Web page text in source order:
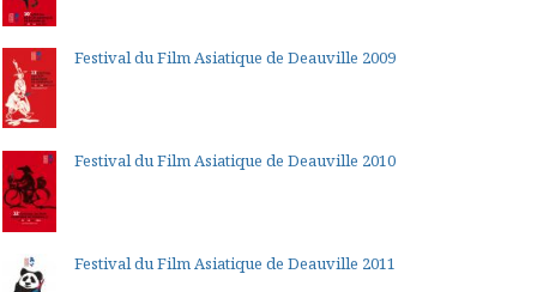
Festival du Film Asiatique de Deauville 2009
Festival du Film Asiatique de Deauville 2010
Festival du Film Asiatique de Deauville 2011